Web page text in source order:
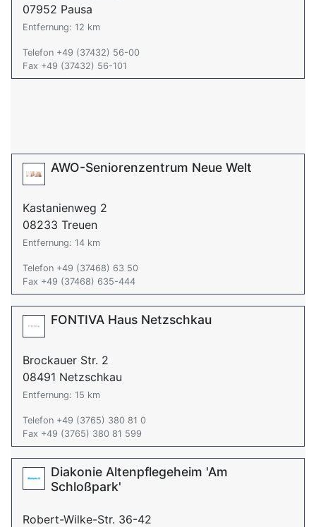
07952 Pausa
Entfernung: 12 km
Telefon +49 (37432) 56-00
Fax +49 (37432) 56-101
AWO-Seniorenzentrum Neue Welt
Kastanienweg 2
08233 Treuen
Entfernung: 14 km
Telefon +49 (37468) 63 50
Fax +49 (37468) 635-444
FONTIVA Haus Netzschkau
Brockauer Str. 2
08491 Netzschkau
Entfernung: 15 km
Telefon +49 (3765) 380 81 0
Fax +49 (3765) 380 81 599
Diakonie Altenpflegeheim 'Am
Schloßpark'
Robert-Wilke-Str. 36-42